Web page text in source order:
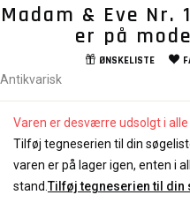
Madam & Eve
er på
ØNSKELISTE
Antikvarisk
Varen er desværre udsolgt i alle
Tilføj tegneserien til din
varen er på lager igen, enten i
stand. Tilføj tegneserien til din